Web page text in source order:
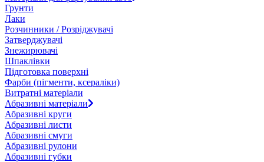
Грунти
Лаки
Розчинники / Розріджувачі
Затверджувачі
Знежирювачі
Шпаклівки
Підготовка поверхні
Фарби (пігменти, ксераліки)
Витратні матеріали
Абразивні матеріали
Абразивні круги
Абразивні листи
Абразивні смуги
Абразивні рулони
Абразивні губки